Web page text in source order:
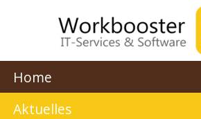
Home
Aktuelles